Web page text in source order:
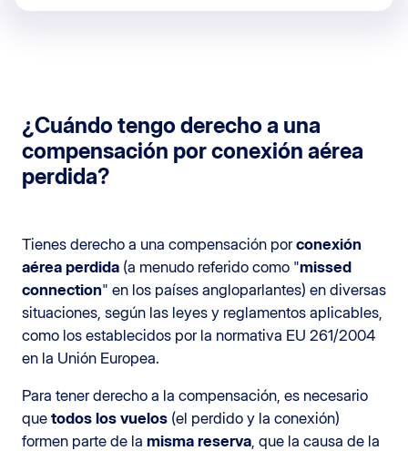
¿Cuándo tengo derecho a una
compensación por conexión aérea
perdida?
Tienes derecho a una compensación porconexión
aérea perdida (a menudo referido como "missed
connection" en los países angloparlantes) en diversas
situaciones, según las leyes y reglamentos aplicables,
como los establecidos por la normativa EU 261/2004
en la Unión Europea.
Para tener derecho a la compensación, es necesario
que todos los vuelos (el perdido y la conexión)
formen parte de la misma reserva , que la causa de la